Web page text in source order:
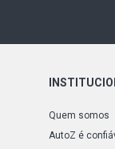
Quem somos
AutoZ é